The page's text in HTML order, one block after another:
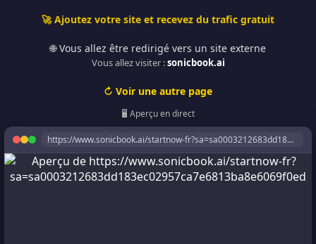
🚀 Ajoutez votre site et recevez du trafic gratuit
🌐 Vous allez être redirigé vers un site externe
Vous allez visiter :sonicbook.ai
↻ Voir une autre page
🖥️ Aperçu en direct
https://www.sonicbook.ai/startnow-fr?sa=sa0003212683dd183ec02957ca7e6813ba8e6069f0ed